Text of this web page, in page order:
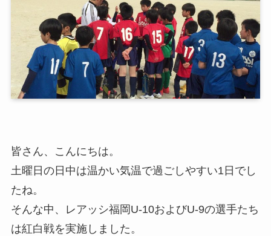
皆さん、こんにちは。
土曜日の日中は温かい気温で過ごしやすい1日でし
たね。
そんな中、レアッシ福岡U-10およびU-9の選手たち
は紅白戦を実施しました。